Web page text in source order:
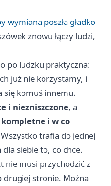
wymiana poszła gładko
znowu łączy ludzi,
po ludzku praktyczna:
już nie korzystamy, i
się komuś innemu.
i niezniszczone, a
kompletne i w co
trafia do jednej
siebie to, co chce.
nie musi przychodzić z
drugiej stronie. Można